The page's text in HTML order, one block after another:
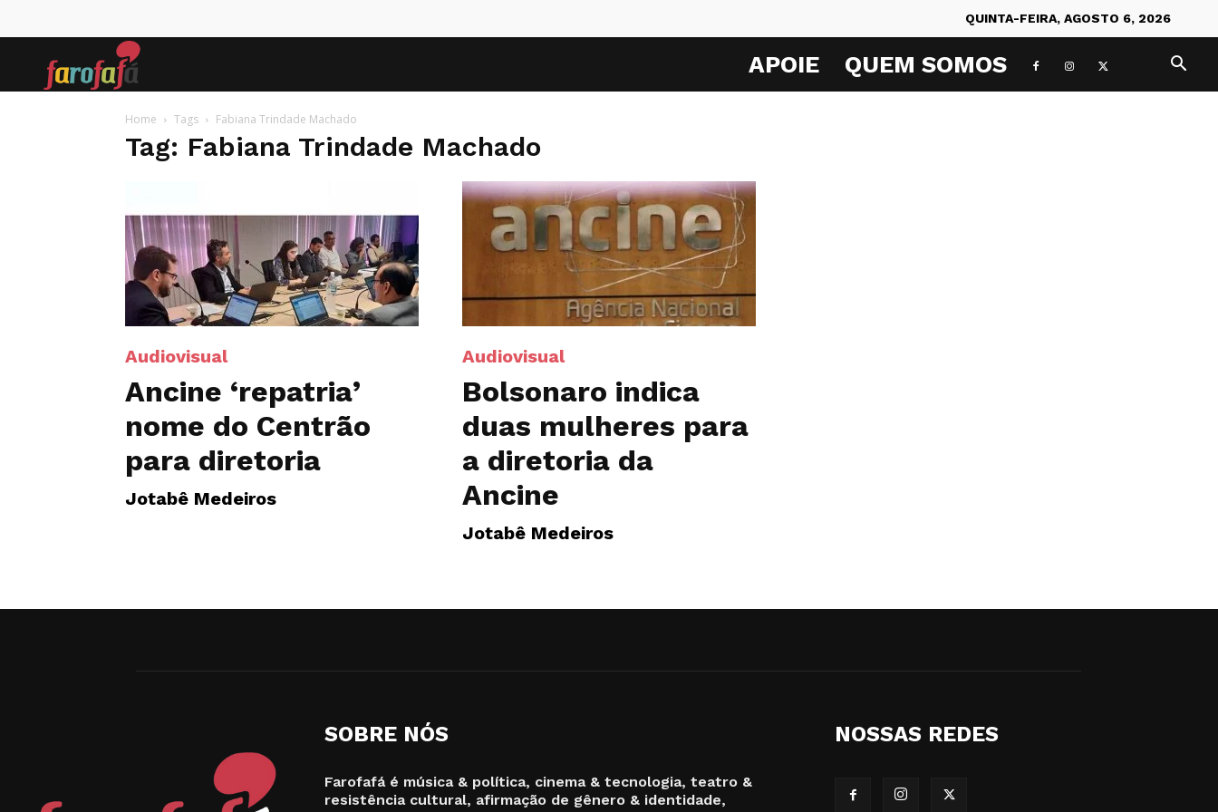
QUINTA-FEIRA, AGOSTO 6, 2026
APOIE QUEM SOMOS
Home Tags Fabiana Trindade Machado
Tag: Fabiana Trindade Machado
Audiovisual
Ancine ‘repatria’
nome do Centrão
para diretoria
Jotabê Medeiros
Audiovisual
Bolsonaro indica
duas mulheres para
a diretoria da
Ancine
Jotabê Medeiros
SOBRE NÓS
Farofafá é música & política, cinema & tecnologia, teatro &
resistência cultural, afirmação de gênero & identidade,
NOSSAS REDES